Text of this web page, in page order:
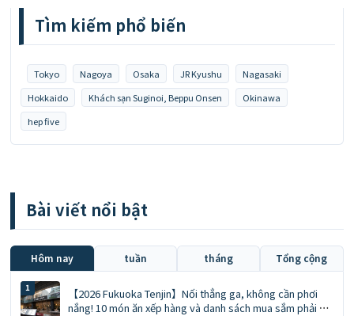
Tìm kiếm phổ biến
Tokyo Nagoya Osaka JR Kyushu
Nagasaki
Hokkaido
Khách sạn Suginoi, Beppu Onsen
Okinawa
hep five
Bài viết nổi bật
Hôm nay tuần tháng Tổng cộng
【2026 Fukuoka Tenjin】Nối thẳng ga, không cần phơi
nắng! 10 món ăn xếp hàng và danh sách mua sắm phải có